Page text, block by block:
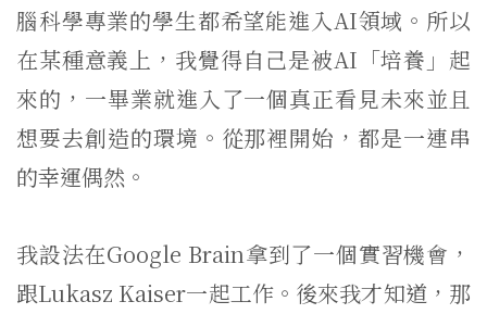
腦科學專業的學生都希望能進入AI領域。所以
在某種意義上，我覺得自己是被AI「培養」起
來的，一畢業就進入了一個真正看見未來並且
想要去創造的環境。從那裡開始，都是一連串
的幸運偶然。
我設法在Google Brain拿到了一個實習機會，
跟Lukasz Kaiser一起工作。後來我才知道，那